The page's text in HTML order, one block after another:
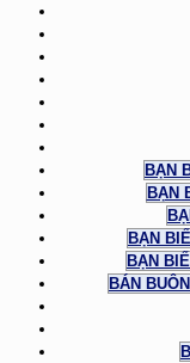
BẠN
BẠN
BẠN
BẠN
BÁN